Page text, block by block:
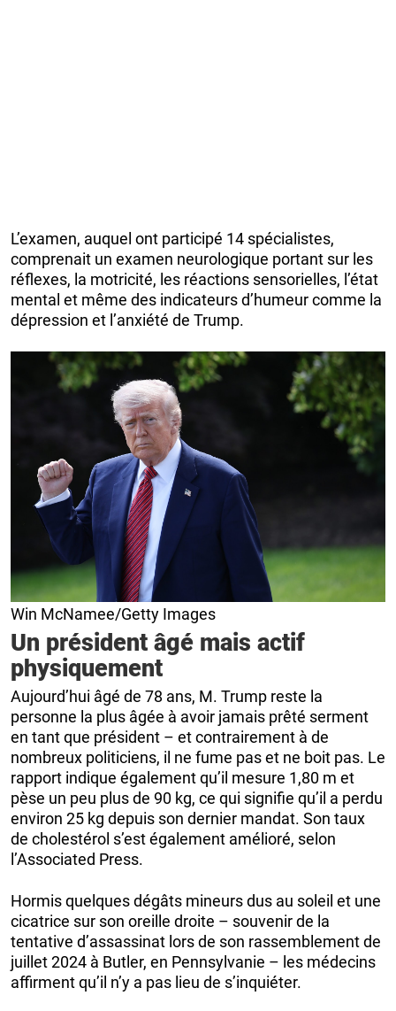
L’examen, auquel ont participé 14 spécialistes,
comprenait un examen neurologique portant sur les
réflexes, la motricité, les réactions sensorielles, l’état
mental et même des indicateurs d’humeur comme la
dépression et l’anxiété de Trump.
Win McNamee/Getty Images
Un président âgé mais actif
physiquement
Aujourd’hui âgé de 78 ans, M. Trump reste la
personne la plus âgée à avoir jamais prêté serment
en tant que président – et contrairement à de
nombreux politiciens, il ne fume pas et ne boit pas. Le
rapport indique également qu’il mesure 1,80 m et
pèse un peu plus de 90 kg, ce qui signifie qu’il a perdu
environ 25 kg depuis son dernier mandat. Son taux
de cholestérol s’est également amélioré, selon
l’Associated Press.
Hormis quelques dégâts mineurs dus au soleil et une
cicatrice sur son oreille droite – souvenir de la
tentative d’assassinat lors de son rassemblement de
juillet 2024 à Butler, en Pennsylvanie – les médecins
affirment qu’il n’y a pas lieu de s’inquiéter.